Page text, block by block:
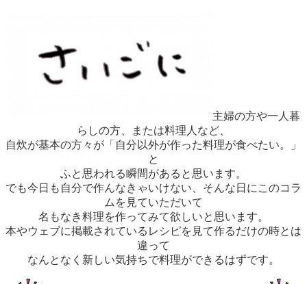
主婦の方や一人暮
らしの方、または料理人など、
自炊が基本の方々が「自分以外が作った料理が食べたい。」
と
ふと思われる瞬間があると思います。
でも今日も自分で作んなきゃいけない、そんな日にこのコラ
ムを見ていただいて
名もなき料理を作ってみて欲しいと思います。
本やウェブに掲載されているレシピを見て作るだけの時とは
違って
なんとなく新しい気持ちで料理ができるはずです。